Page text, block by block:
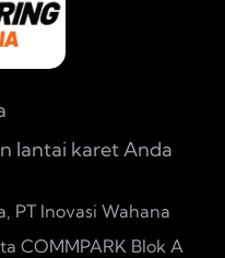
lantai karet Anda
PT Inovasi Wahana
COMMPARK Blok A